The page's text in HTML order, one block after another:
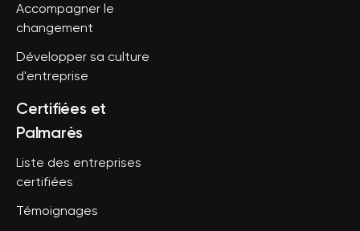
Accompagner le
changement
Développer sa culture
d'entreprise
Certifiées et
Palmarès
Liste des entreprises
certifiées
Témoignages